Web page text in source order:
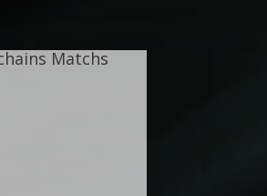
Matchs